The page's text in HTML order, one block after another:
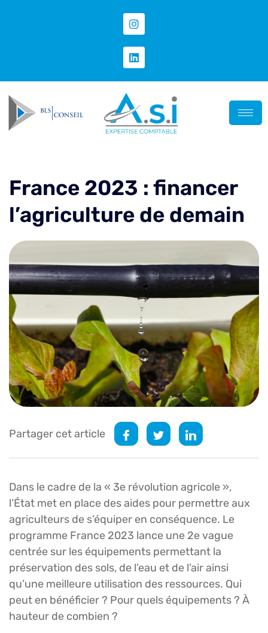
France 2023 : financer
l’agriculture de demain
Partager cet article
Dans le cadre de la « 3e révolution agricole »,
l’État met en place des aides pour permettre aux
agriculteurs de s’équiper en conséquence. Le
programme France 2023 lance une 2e vague
centrée sur les équipements permettant la
préservation des sols, de l’eau et de l’air ainsi
qu’une meilleure utilisation des ressources. Qui
peut en bénéficier ? Pour quels équipements ? À
hauteur de combien ?